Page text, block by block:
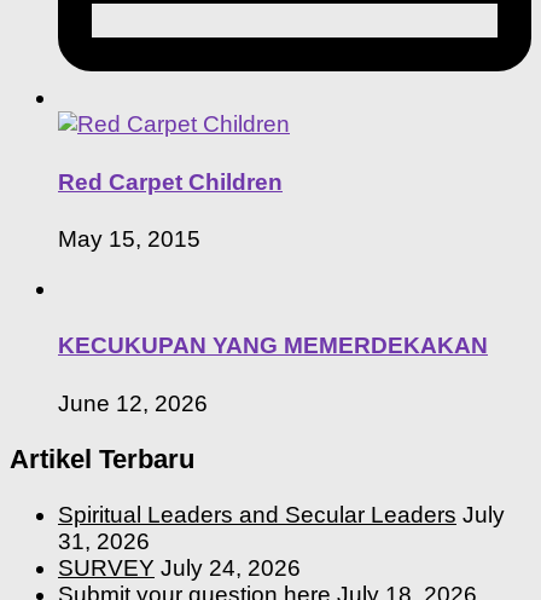
Red Carpet Children
May 15, 2015
KECUKUPAN YANG MEMERDEKAKAN
June 12, 2026
Artikel Terbaru
Spiritual Leaders and Secular Leaders July
31, 2026
SURVEY July 24, 2026
Submit your question here July 18, 2026